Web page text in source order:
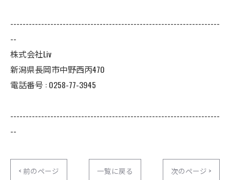
--------------------------------------------------------------------
--
株式会社Liv
新潟県長岡市中野西丙470
電話番号 : 0258-77-3945
--------------------------------------------------------------------
--
< 前のページ 一覧に戻る 次のページ >